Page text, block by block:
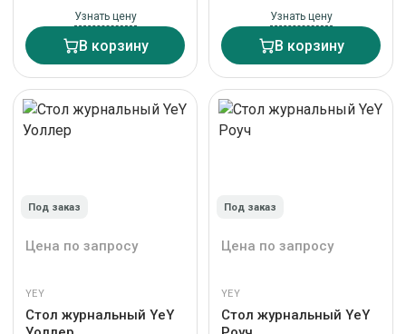
Узнать цену
В корзину
Узнать цену
В корзину
Под заказ
Цена по запросу
YEY
Стол журнальный YeY
Под заказ
Цена по запросу
YEY
Стол журнальный YeY